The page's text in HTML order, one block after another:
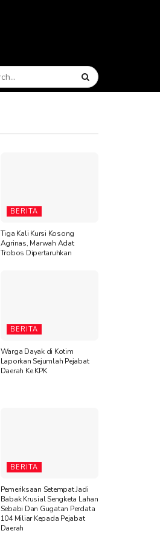
BERITA
Tiga Kali Kursi Kosong
Agrinas, Marwah Adat
Trobos Dipertaruhkan
BERITA
Warga Dayak di Kotim
Laporkan Sejumlah Pejabat
Daerah Ke KPK
BERITA
Pemeriksaan Setempat Jadi
Babak Krusial Sengketa Lahan
Sebabi Dan Gugatan Perdata
104 Miliar Kepada Pejabat
Daerah